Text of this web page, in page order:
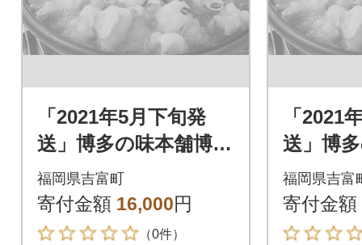
「2021年5月下旬発
送」博多の味本舗博多
もつ鍋黄金のだしぽ
ん酢セットと辛子明
太子500g_吉富町
福岡県吉富町
寄付金額 16,000円
（0件）
「2021
送」博
もつ鍋
ん酢セ
太子
福岡県吉富
寄付金額